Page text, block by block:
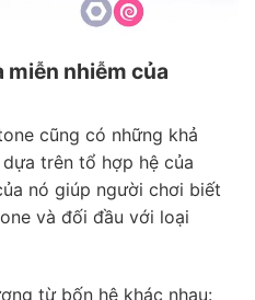
miễn nhiễm của
cũng có những khả
trên tổ hợp hệ của
nó giúp người chơi biết
và đối đầu với loại
từ bốn hệ khác nhau: